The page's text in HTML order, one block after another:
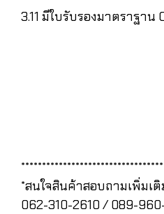
3.11 มีใบรับรองมาตราฐาน
*สนใจสินค้าสอบถามเพิ่มเติ
062-310-2610 / 089-